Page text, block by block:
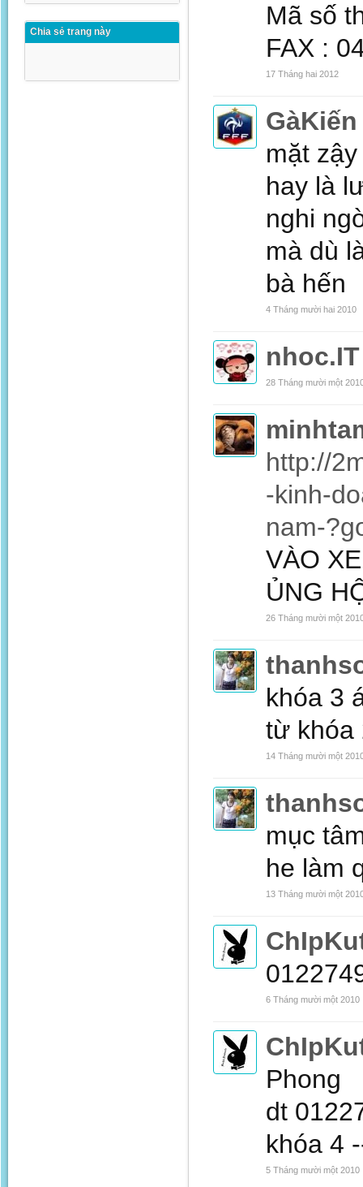
Chia sẻ trang này
Mã số
FAX :
17 Tháng hai 2012
GàKiến
mặt zậy
hay là
nghi
mà dù
bà hến
4 Tháng mười hai 2010
nhoc.IT
28 Tháng mười một
http://
-kinh-
nam-
VÀO
ỦNG
26 Tháng mười một
khóa 3
từ khóa
14 Tháng mười một
mục
he làm
13 Tháng mười một
6 Tháng mười một 2010
Phong
dt
khóa 4
5 Tháng mười một 2010